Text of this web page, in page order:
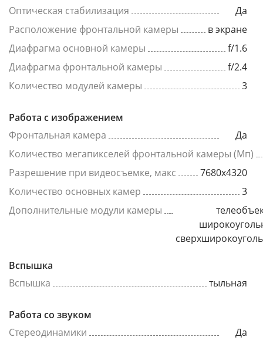
Оптическая стабилизация
Да
Расположение фронтальной камеры
в экране
Диафрагма основной камеры
f/1.6
Диафрагма фронтальной камеры
f/2.4
Количество модулей камеры
3
Работа с изображением
Фронтальная камера
Да
Количество мегапикселей фронтальной камеры (Мп)
Разрешение при видеосъемке, макс
7680x4320
Количество основных камер
3
Дополнительные модули камеры
Вспышка
Вспышка
тыльная
Работа со звуком
Стереодинамики
Да